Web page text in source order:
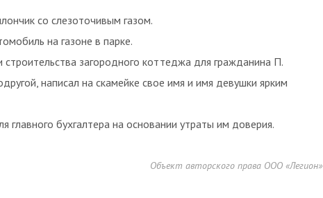
со слезоточивым газом.
на газоне в парке.
строительства загородного коттеджа для гражданина П.
написал на скамейке свое имя и имя девушки ярким
главного бухгалтера на основании утраты им доверия.
Объект авторского права ООО «Легион»